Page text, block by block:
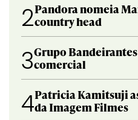
2Pandora nomeia
country head
3Grupo
comercial
4Patricia Kamitsuji
da Imagem Filmes